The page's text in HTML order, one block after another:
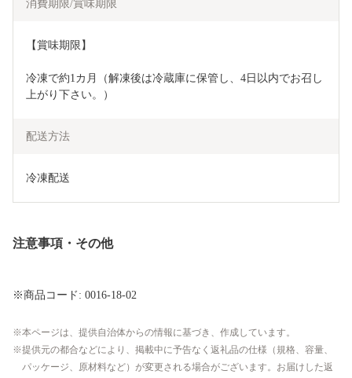
消費期限/賞味期限
【賞味期限】
冷凍で約1カ月（解凍後は冷蔵庫に保管し、4日以内でお召し
上がり下さい。）
配送方法
冷凍配送
注意事項・その他
※商品コード: 0016-18-02
本ページは、提供自治体からの情報に基づき、作成しています。
提供元の都合などにより、掲載中に予告なく返礼品の仕様（規格、容量、
パッケージ、原材料など）が変更される場合がございます。お届けした返